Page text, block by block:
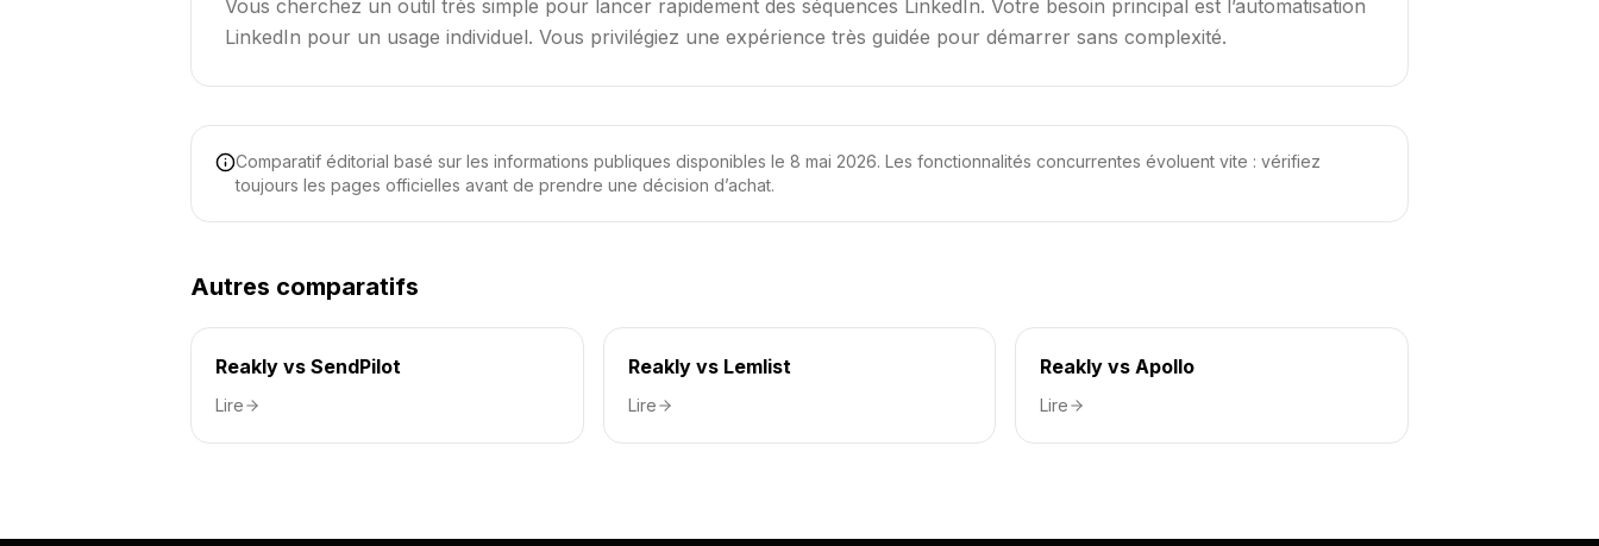
Vous cherchez un outil très simple pour lancer rapidement des séquences LinkedIn. Votre besoin principal est l’automatisation
LinkedIn pour un usage individuel. Vous privilégiez une expérience très guidée pour démarrer sans complexité.
Comparatif éditorial basé sur les informations publiques disponibles le 8 mai 2026. Les fonctionnalités concurrentes évoluent vite : vérifiez
toujours les pages officielles avant de prendre une décision d’achat.
Autres comparatifs
Reakly vs SendPilot
Lire
Reakly vs Lemlist
Lire
Reakly vs Apollo
Lire